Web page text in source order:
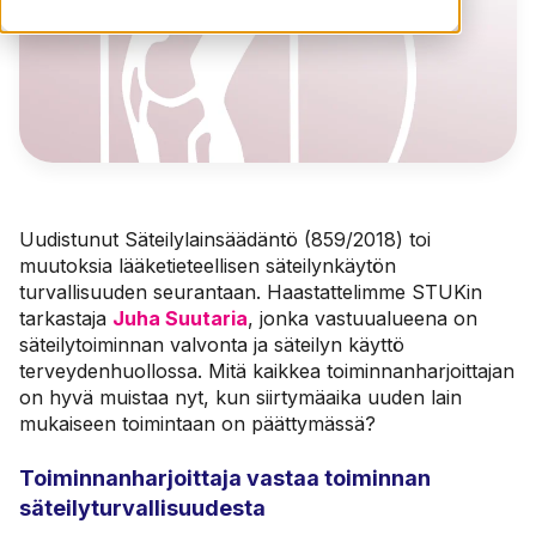
Uudistunut Säteilylainsäädäntö (859/2018) toi
muutoksia lääketieteellisen säteilynkäytön
turvallisuuden seurantaan. Haastattelimme STUKin
tarkastaja Juha Suutaria, jonka vastuualueena on
säteilytoiminnan valvonta ja säteilyn käyttö
terveydenhuollossa. Mitä kaikkea toiminnanharjoittajan
on hyvä muistaa nyt, kun siirtymäaika uuden lain
mukaiseen toimintaan on päättymässä?
Toiminnanharjoittaja vastaa toiminnan
säteilyturvallisuudesta